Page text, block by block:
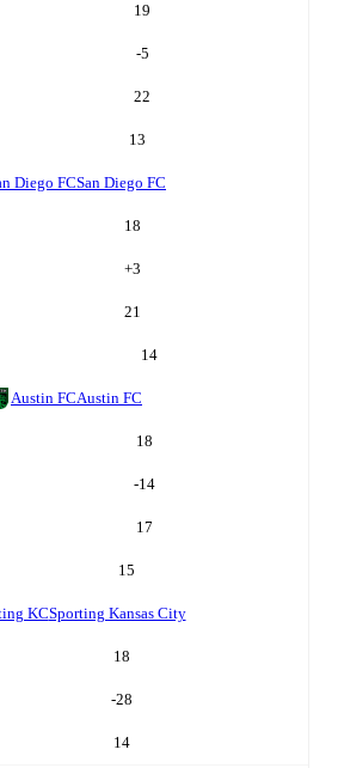
19
-5
22
13
Diego FCSan Diego FC
18
+3
21
14
Austin FCAustin FC
18
-14
17
15
KCSporting Kansas City
18
-28
14